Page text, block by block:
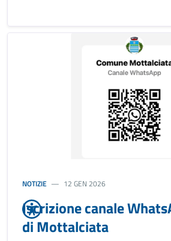
NOTIZIE 12 GEN 2026
Iscrizione canale
di Mottalciata